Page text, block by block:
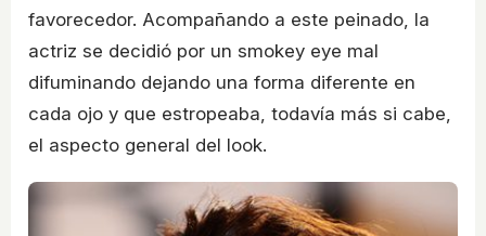
favorecedor. Acompañando a este peinado, la
actriz se decidió por un smokey eye mal
difuminando dejando una forma diferente en
cada ojo y que estropeaba, todavía más si cabe,
el aspecto general del look.